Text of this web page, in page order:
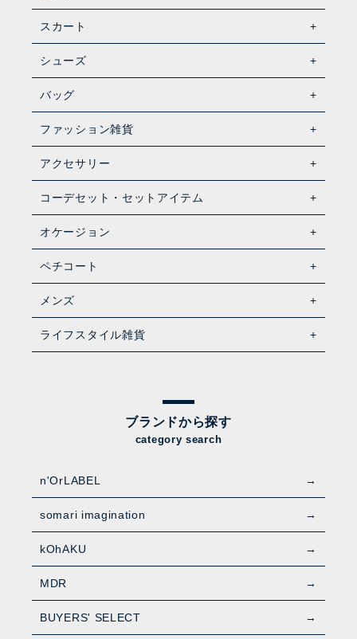
スカート
シューズ
バッグ
ファッション雑貨
アクセサリー
コーデセット・セットアイテム
オケージョン
ペチコート
メンズ
ライフスタイル雑貨
ブランドから探す
category search
n'OrLABEL
somari imagination
kOhAKU
MDR
BUYERS' SELECT